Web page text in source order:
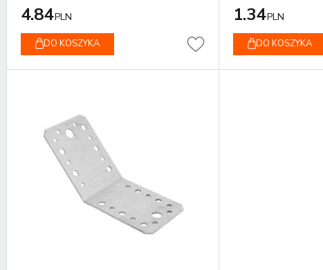
4.84PLN
DO KOSZYKA
1.34PLN
DO KOSZYKA